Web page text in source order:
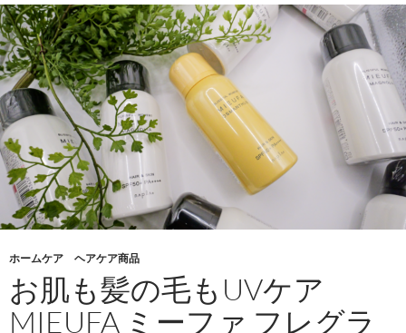
ホームケア ヘアケア商品
お肌も髪の毛もUVケア
MIEUFA ミーファ フレグラ